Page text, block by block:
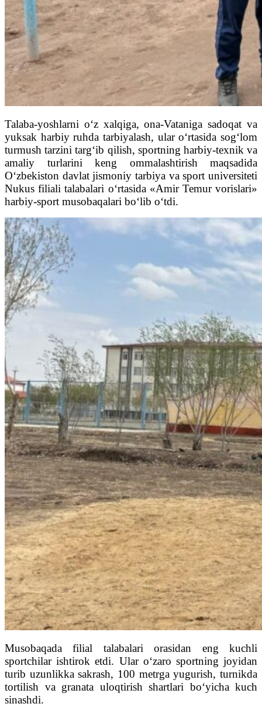
Talaba-yoshlarni o‘z xalqiga, ona-Vataniga sadoqat va
yuksak harbiy ruhda tarbiyalash, ular o‘rtasida sog‘lom
turmush tarzini targ‘ib qilish, sportning harbiy-texnik va
amaliy turlarini keng ommalashtirish maqsadida
O‘zbekiston davlat jismoniy tarbiya va sport universiteti
Nukus filiali talabalari o‘rtasida «Amir Temur vorislari»
harbiy-sport musobaqalari bo‘lib o‘tdi.
Musobaqada filial talabalari orasidan eng kuchli
sportchilar ishtirok etdi. Ular o‘zaro sportning joyidan
turib uzunlikka sakrash, 100 metrga yugurish, turnikda
tortilish va granata uloqtirish shartlari bo‘yicha kuch
sinashdi.